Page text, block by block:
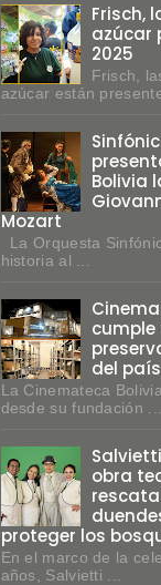
Frisch,
azúcar
2025
Frisch,
azúcar están
Bolivia
Mozart
La Orquesta
historia al ...
cumple
del país
La Cinemateca
desde su fundación ...
obra
proteger los
En el marco de la
años, Salvietti ...